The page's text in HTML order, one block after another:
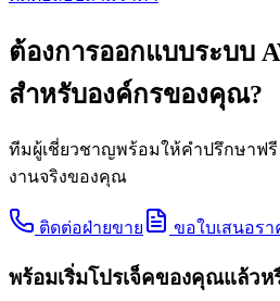
ต้องการออกแบบระบบ
สำหรับองค์กรของคุณ?
ทีมผู้เชี่ยวชาญพร้อมให้คำปรึกษาฟ
งานจริงของคุณ
ติดต่อฝ่ายขาย ขอใบเสนอรา
พร้อมเริ่มโปรเจ็คของคุณแล้วห